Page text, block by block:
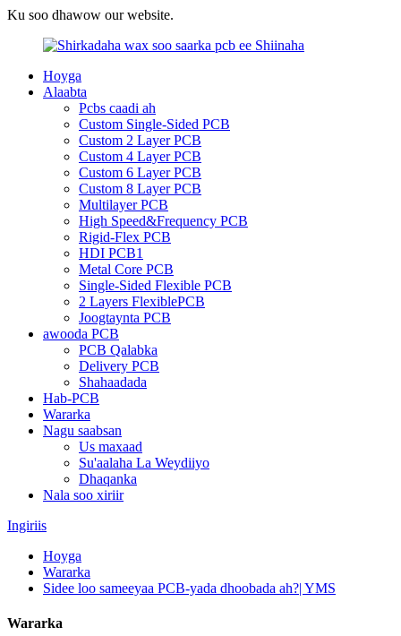
Ku soo dhawow our website.
Hoyga
Alaabta
Pcbs caadi ah
Custom Single-Sided PCB
Custom 2 Layer PCB
Custom 4 Layer PCB
Custom 6 Layer PCB
Custom 8 Layer PCB
Multilayer PCB
High Speed&Frequency PCB
Rigid-Flex PCB
HDI PCB1
Metal Core PCB
Single-Sided Flexible PCB
2 Layers FlexiblePCB
Joogtaynta PCB
awooda PCB
PCB Qalabka
Delivery PCB
Shahaadada
Hab-PCB
Wararka
Nagu saabsan
Us maxaad
Su'aalaha La Weydiiyo
Dhaqanka
Nala soo xiriir
Ingiriis
Hoyga
Wararka
Sidee loo sameeyaa PCB-yada dhoobada ah?| YMS
Wararka